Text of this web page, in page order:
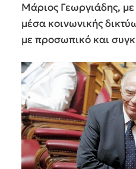
Μάριος Γεωργιάδης,
μέσα κοινωνικής
με προσωπικό και